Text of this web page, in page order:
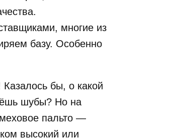
многие из
базу. Особенно
бы, о какой
шубы? Но на
пальто —
высокий или